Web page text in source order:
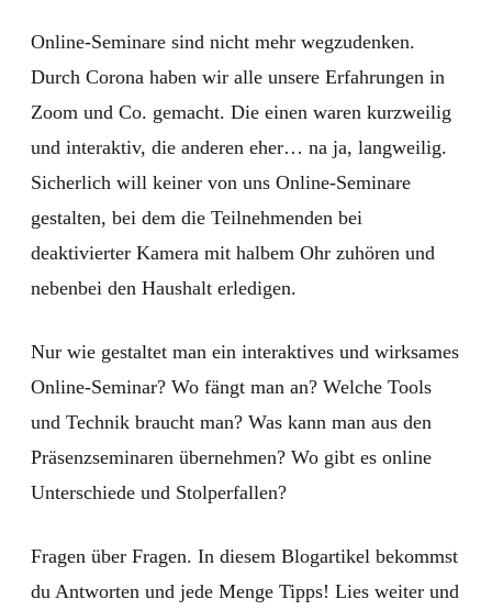
Online-Seminare sind nicht mehr wegzudenken.
Durch Corona haben wir alle unsere Erfahrungen in
Zoom und Co. gemacht. Die einen waren kurzweilig
und interaktiv, die anderen eher… na ja, langweilig.
Sicherlich will keiner von uns Online-Seminare
gestalten, bei dem die Teilnehmenden bei
deaktivierter Kamera mit halbem Ohr zuhören und
nebenbei den Haushalt erledigen.
Nur wie gestaltet man ein interaktives und wirksames
Online-Seminar? Wo fängt man an? Welche Tools
und Technik braucht man? Was kann man aus den
Präsenzseminaren übernehmen? Wo gibt es online
Unterschiede und Stolperfallen?
Fragen über Fragen. In diesem Blogartikel bekommst
du Antworten und jede Menge Tipps! Lies weiter und